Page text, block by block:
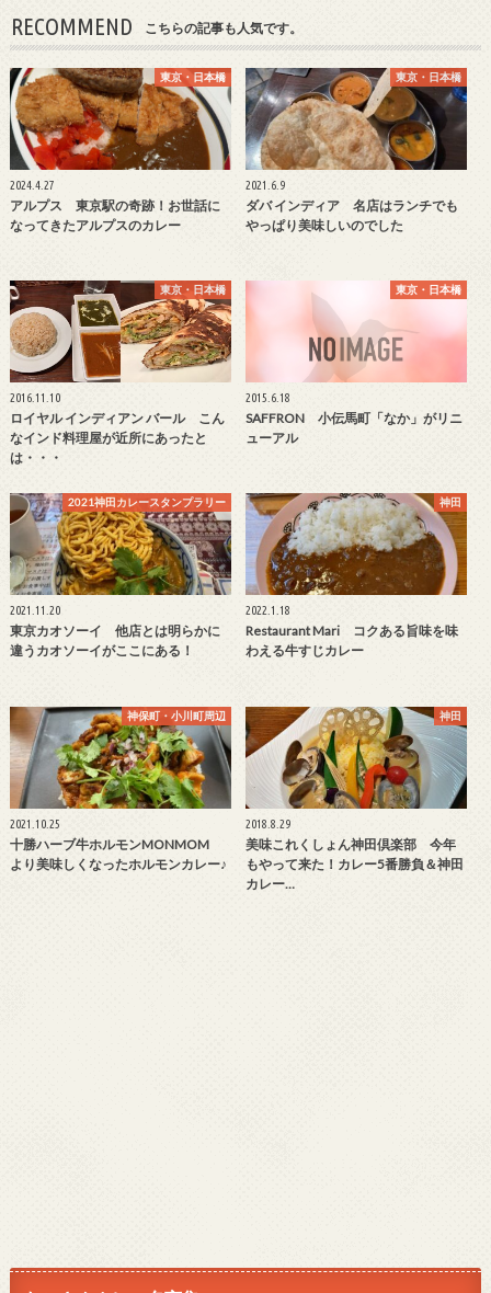
RECOMMEND こちらの記事も人気です。
東京・日本橋
2024.4.27
アルプス 東京駅の奇跡！お世話に
なってきたアルプスのカレー
東京・日本橋
2021.6.9
ダバ インディア 名店はランチでも
やっぱり美味しいのでした
東京・日本橋
2016.11.10
ロイヤル インディアン バール こん
なインド料理屋が近所にあったと
は・・・
東京・日本橋
2015.6.18
SAFFRON 小伝馬町「なか」がリニ
ューアル
2021神田カレースタンプラリー
2021.11.20
東京カオソーイ 他店とは明らかに
違うカオソーイがここにある！
神田
2022.1.18
Restaurant Mari コクある旨味を味
わえる牛すじカレー
神保町・小川町周辺
2021.10.25
十勝ハーブ牛ホルモンMONMOM
より美味しくなったホルモンカレー♪
神田
2018.8.29
美味これくしょん神田倶楽部 今年
もやって来た！カレー5番勝負＆神田
カレー…